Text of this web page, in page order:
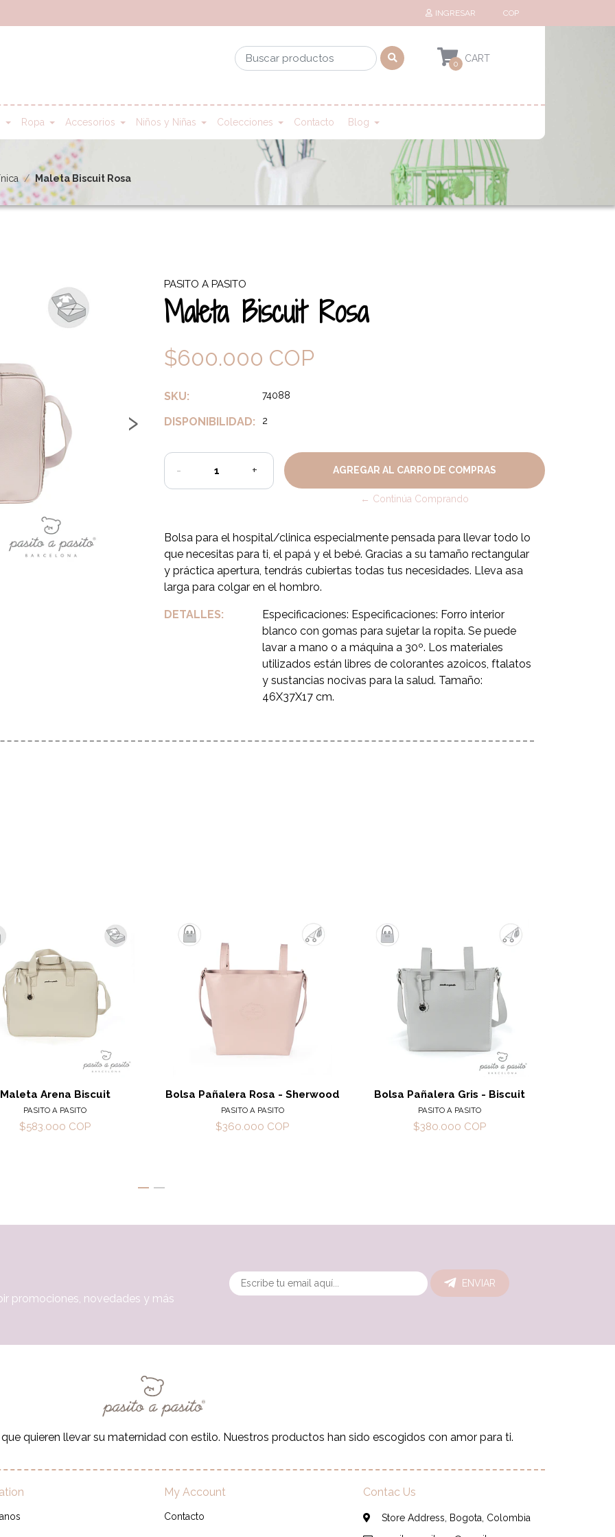
INGRESAR COP
0
Ropa Accesorios Niños y Niñas Colecciones Contacto Blog
Maleta Biscuit Rosa
›
PASITO A PASITO
Maleta Biscuit Rosa
$600.000 COP
SKU: 74088
DISPONIBILIDAD: 2
- +
← Continúa Comprando
Bolsa para el hospital/clinica especialmente pensada para llevar todo lo
que necesitas para ti, el papá y el bebé. Gracias a su tamaño rectangular
y práctica apertura, tendrás cubiertas todas tus necesidades. Lleva asa
larga para colgar en el hombro.
DETALLES:
Especificaciones: Especificaciones: Forro interior
blanco con gomas para sujetar la ropita. Se puede
lavar a mano o a máquina a 30º. Los materiales
utilizados están libres de colorantes azoicos, ftalatos
y sustancias nocivas para la salud. Tamaño:
46X37X17 cm.
Maleta Arena Biscuit
PASITO A PASITO
$583.000 COP
Ver detalles
Bolsa Pañalera Rosa - Sherwood
PASITO A PASITO
$360.000 COP
Ver detalles
Bolsa Pañalera Gris - Biscuit
PASITO A PASITO
$380.000 COP
Ver detalles
promociones, novedades y más
ENVIAR
quieren llevar su maternidad con estilo. Nuestros productos han sido escogidos con amor para ti.
My Account
Contacto
Contac Us
Store Address, Bogota, Colombia